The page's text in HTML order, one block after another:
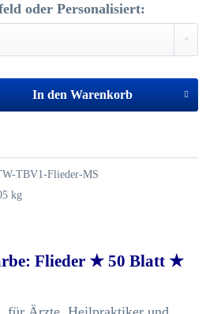
oder Personalisiert:
In den Warenkorb
TBV1-Flieder-MS
kg
Flieder ★ 50 Blatt ★